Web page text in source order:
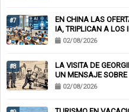
#7
EN CHINA LAS
IA, TRIPLICAN A LOS
02/08/2026
#8
LA VISITA DE
UN MENSAJE
02/08/2026